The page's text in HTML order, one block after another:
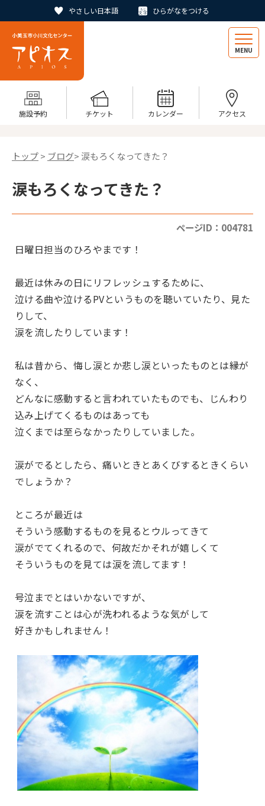
やさしい日本語 ひらがなをつける
MENU
施設予約 チケット カレンダー アクセス
トップ> ブログ> 涙もろくなってきた？
涙もろくなってきた？
ページID：004781
日曜日担当のひろやまです！
最近は休みの日にリフレッシュするために、
泣ける曲や泣けるPVというものを聴いていたり、見た
りして、
涙を流したりしています！
私は昔から、悔し涙とか悲し涙といったものとは縁が
なく、
どんなに感動すると言われていたものでも、じんわり
込み上げてくるものはあっても
泣くまでは至らなかったりしていました。
涙がでるとしたら、痛いときとあくびするときくらい
でしょうか？
ところが最近は
そういう感動するものを見るとウルってきて
涙がでてくれるので、何故だかそれが嬉しくて
そういうものを見ては涙を流してます！
号泣までとはいかないですが、
涙を流すことは心が洗われるような気がして
好きかもしれません！